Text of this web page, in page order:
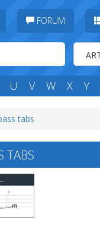
FORUM
U V W X Y
tabs
TABS
Death Cab For Cutie - Someday You Will Be Loved Bass Tab